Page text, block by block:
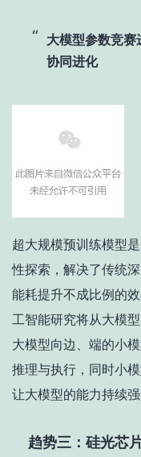
大模型参数竞
协同进化
超大规模预训练模型
性探索，解决了传统
能耗提升不成比例的
工智能研究将从大模
大模型向边、端的小
推理与执行，同时小
让大模型的能力持续
趋势三：硅光芯